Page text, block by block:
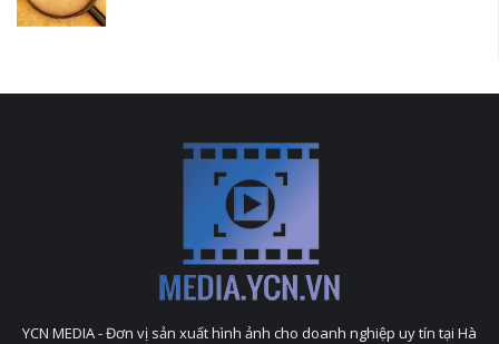
YCN MEDIA - Đơn vị sản xuất hình ảnh cho doanh nghiệp uy tín tại Hà